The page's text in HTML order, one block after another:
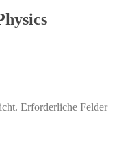
Erforderliche Felder